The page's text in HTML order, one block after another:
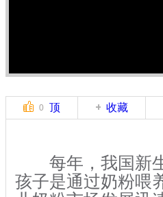
0 顶 收藏
每年，我国新生
孩子是通过奶粉喂